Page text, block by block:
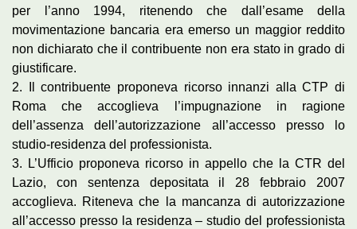
per l’anno 1994, ritenendo che dall’esame della
movimentazione bancaria era emerso un maggior reddito
non dichiarato che il contribuente non era stato in grado di
giustificare.
2. Il contribuente proponeva ricorso innanzi alla CTP di
Roma che accoglieva l’impugnazione in ragione
dell’assenza dell’autorizzazione all’accesso presso lo
studio-residenza del professionista.
3. L’Ufficio proponeva ricorso in appello che la CTR del
Lazio, con sentenza depositata il 28 febbraio 2007
accoglieva. Riteneva che la mancanza di autorizzazione
all’accesso presso la residenza – studio del professionista